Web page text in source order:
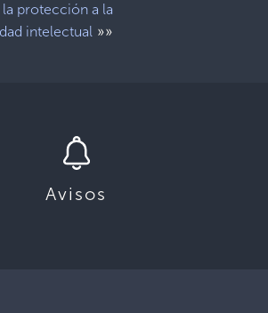
protección a la
intelectual»»
Avisos